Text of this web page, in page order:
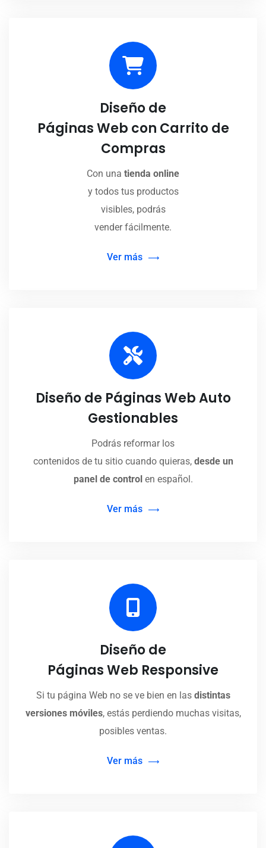
Diseño de
Páginas Web con Carrito de
Compras
Con una tienda online
y todos tus productos
visibles, podrás
vender fácilmente.
Ver más
Diseño de Páginas Web Auto
Gestionables
Podrás reformar los
contenidos de tu sitio cuando quieras, desde un
panel de control en español.
Ver más
Diseño de
Páginas Web Responsive
Si tu página Web no se ve bien en las distintas
versiones móviles, estás perdiendo muchas visitas,
posibles ventas.
Ver más